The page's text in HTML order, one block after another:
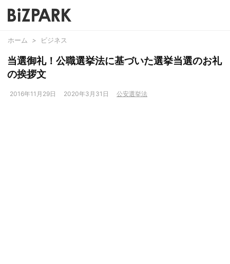
ホーム > ビジネス
当選御礼！公職選挙法に基づいた選挙当選のお礼
の挨拶文
2016年11月29日 2020年3月31日 公安選挙法